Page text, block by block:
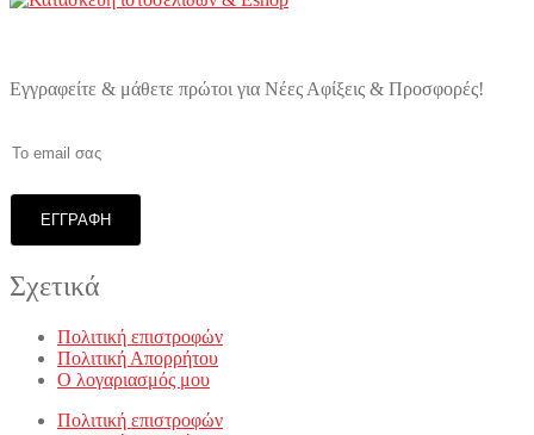
Εγγραφείτε & μάθετε πρώτοι για Νέες Αφίξεις & Προσφορές!
Σχετικά
Πολιτική επιστροφών
Πολιτική Απορρήτου
Ο λογαριασμός μου
Πολιτική επιστροφών